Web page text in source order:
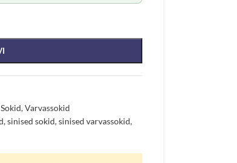
Sokid,Varvassokid
,sinised sokid,sinised varvassokid,